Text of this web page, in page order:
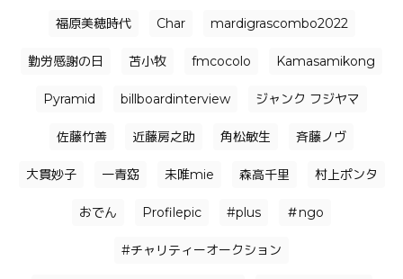
福原美穂時代 Char mardigrascombo2022
勤労感謝の日 苫小牧 fmcocolo Kamasamikong
Pyramid billboardinterview ジャンク フジヤマ
佐藤竹善 近藤房之助 角松敏生 ⻫藤ノヴ
大貫妙子 一青窈 未唯mie 森高千里 村上ポンタ
おでん Profilepic #plus ＃ngo
#チャリティーオークション